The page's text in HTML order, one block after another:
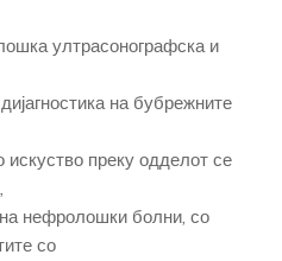
ултрасонографска и
на бубрежните
преку одделот се
нефролошки болни, со
со